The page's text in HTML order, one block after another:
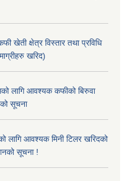
खेती क्षेत्र विस्तार तथा प्रविधि
खरिद)
लागि आवश्यक कफीको बिरुवा
सूचना
लागि आवश्यक मिनी टिलर खरिदको
सूचना !